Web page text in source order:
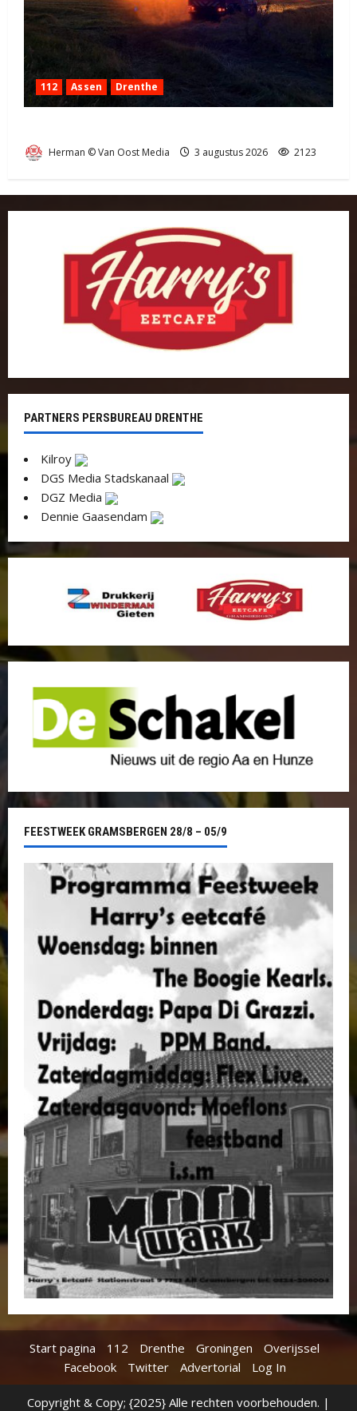
112 Assen Drenthe
Herman © Van Oost Media 3 augustus 2026 2123
PARTNERS PERSBUREAU DRENTHE
Kilroy
DGS Media Stadskanaal
DGZ Media
Dennie Gaasendam
FEESTWEEK GRAMSBERGEN 28/8 – 05/9
Start pagina 112 Drenthe Groningen
Overijssel
Facebook
Twitter Advertorial Log In
Copyright & Copy; {2025} Alle rechten voorbehouden. |